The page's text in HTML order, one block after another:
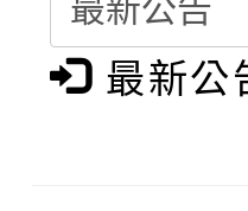
結果(第
賽及師
賽實施
轉知：
比賽實
轉知：
最新公